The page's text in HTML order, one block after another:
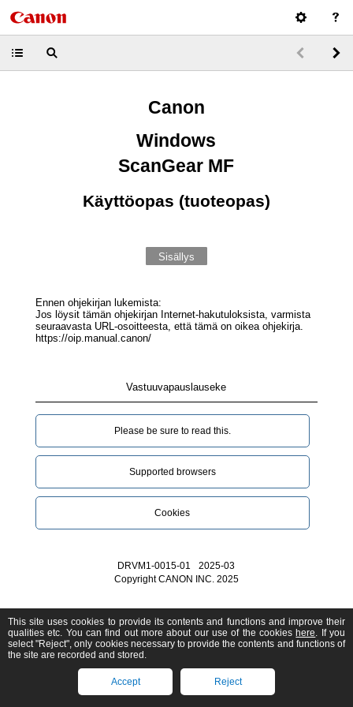
Canon
Windows
ScanGear MF
Käyttöopas (tuoteopas)
Sisällys
Ennen ohjekirjan lukemista:
Jos löysit tämän ohjekirjan Internet-hakutuloksista, varmista
seuraavasta URL-osoitteesta, että tämä on oikea ohjekirja.
https://oip.manual.canon/
Vastuuvapauslauseke
Please be sure to read this.‎
Supported browsers
Cookies
DRVM1-0015-01
2025-03
Copyright CANON INC. 2025
This site uses cookies to provide its contents and functions and improve their
qualities etc. You can find out more about our use of the cookies here. If you
select "Reject", only cookies necessary to provide the contents and functions of
the site are recorded and stored.
Accept Reject